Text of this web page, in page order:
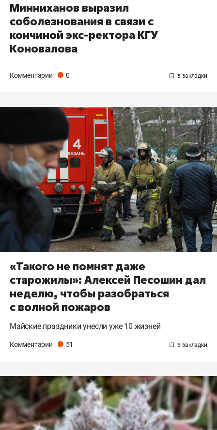
Минниханов выразил
соболезнования в связи с
кончиной экс-ректора КГУ
Коновалова
Комментарии 0
«Такого не помнят даже
старожилы»: Алексей Песошин дал
неделю, чтобы разобраться
с волной пожаров
Майские праздники унесли уже 10 жизней
Комментарии 51